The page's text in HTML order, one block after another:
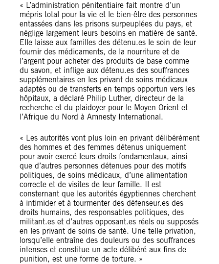
« L’administration pénitentiaire fait montre d’un
mépris total pour la vie et le bien-être des personnes
entassées dans les prisons surpeuplées du pays, et
néglige largement leurs besoins en matière de santé.
Elle laisse aux familles des détenu.es le soin de leur
fournir des médicaments, de la nourriture et de
l’argent pour acheter des produits de base comme
du savon, et inflige aux détenu.es des souffrances
supplémentaires en les privant de soins médicaux
adaptés ou de transferts en temps opportun vers les
hôpitaux, a déclaré Philip Luther, directeur de la
recherche et du plaidoyer pour le Moyen-Orient et
l’Afrique du Nord à Amnesty International.
« Les autorités vont plus loin en privant délibérément
des hommes et des femmes détenus uniquement
pour avoir exercé leurs droits fondamentaux, ainsi
que d’autres personnes détenues pour des motifs
politiques, de soins médicaux, d’une alimentation
correcte et de visites de leur famille. Il est
consternant que les autorités égyptiennes cherchent
à intimider et à tourmenter des défenseur.es des
droits humains, des responsables politiques, des
militant.es et d’autres opposant.es réels ou supposés
en les privant de soins de santé. Une telle privation,
lorsqu’elle entraîne des douleurs ou des souffrances
intenses et constitue un acte délibéré aux fins de
punition, est une forme de torture. »